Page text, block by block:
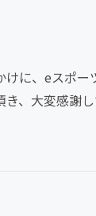
に、eスポー
、大変感謝